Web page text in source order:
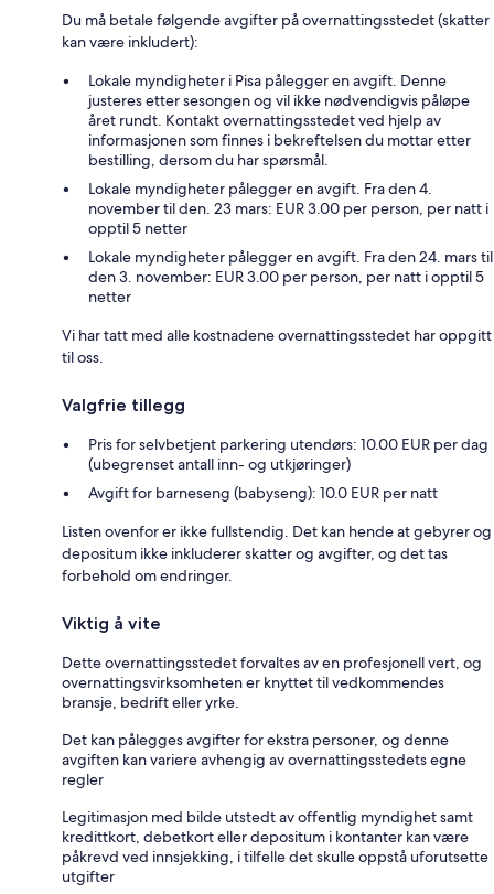
Du må betale følgende avgifter på overnattingsstedet (skatter
kan være inkludert):
Lokale myndigheter i Pisa pålegger en avgift. Denne
justeres etter sesongen og vil ikke nødvendigvis påløpe
året rundt. Kontakt overnattingsstedet ved hjelp av
informasjonen som finnes i bekreftelsen du mottar etter
bestilling, dersom du har spørsmål.
Lokale myndigheter pålegger en avgift. Fra den 4.
november til den. 23 mars: EUR 3.00 per person, per natt i
opptil 5 netter
Lokale myndigheter pålegger en avgift. Fra den 24. mars til
den 3. november: EUR 3.00 per person, per natt i opptil 5
netter
Vi har tatt med alle kostnadene overnattingsstedet har oppgitt
til oss.
Valgfrie tillegg
Pris for selvbetjent parkering utendørs: 10.00 EUR per dag
(ubegrenset antall inn- og utkjøringer)
Avgift for barneseng (babyseng): 10.0 EUR per natt
Listen ovenfor er ikke fullstendig. Det kan hende at gebyrer og
depositum ikke inkluderer skatter og avgifter, og det tas
forbehold om endringer.
Viktig å vite
Dette overnattingsstedet forvaltes av en profesjonell vert, og
overnattingsvirksomheten er knyttet til vedkommendes
bransje, bedrift eller yrke.
Det kan pålegges avgifter for ekstra personer, og denne
avgiften kan variere avhengig av overnattingsstedets egne
regler
Legitimasjon med bilde utstedt av offentlig myndighet samt
kredittkort, debetkort eller depositum i kontanter kan være
påkrevd ved innsjekking, i tilfelle det skulle oppstå uforutsette
utgifter